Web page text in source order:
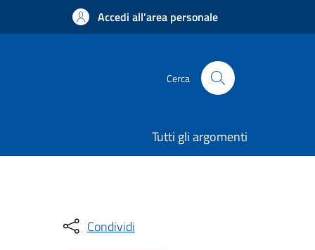
Accedi all'area personale
Cerca
Tutti gli argomenti
Condividi